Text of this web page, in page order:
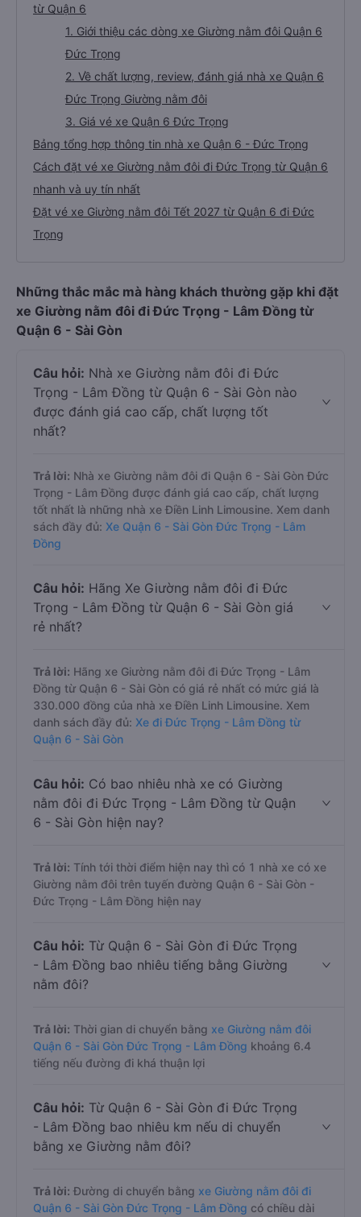
từ Quận 6
1. Giới thiệu các dòng xe Giường nằm đôi Quận 6
Đức Trọng
2. Về chất lượng, review, đánh giá nhà xe Quận 6
Đức Trọng Giường nằm đôi
3. Giá vé xe Quận 6 Đức Trọng
Bảng tổng hợp thông tin nhà xe Quận 6 - Đức Trọng
Cách đặt vé xe Giường nằm đôi đi Đức Trọng từ Quận 6
nhanh và uy tín nhất
Đặt vé xe Giường nằm đôi Tết 2027 từ Quận 6 đi Đức
Trọng
Những thắc mắc mà hàng khách thường gặp khi đặt
xe Giường nằm đôi đi Đức Trọng - Lâm Đồng từ
Quận 6 - Sài Gòn
Câu hỏi: Nhà xe Giường nằm đôi đi Đức
Trọng - Lâm Đồng từ Quận 6 - Sài Gòn nào
được đánh giá cao cấp, chất lượng tốt
nhất?
Trả lời: Nhà xe Giường nằm đôi đi Quận 6 - Sài Gòn Đức
Trọng - Lâm Đồng được đánh giá cao cấp, chất lượng
tốt nhất là những nhà xe Điền Linh Limousine. Xem danh
sách đầy đủ: Xe Quận 6 - Sài Gòn Đức Trọng - Lâm
Đồng
Câu hỏi: Hãng Xe Giường nằm đôi đi Đức
Trọng - Lâm Đồng từ Quận 6 - Sài Gòn giá
rẻ nhất?
Trả lời: Hãng xe Giường nằm đôi đi Đức Trọng - Lâm
Đồng từ Quận 6 - Sài Gòn có giá rẻ nhất có mức giá là
330.000 đồng của nhà xe Điền Linh Limousine. Xem
danh sách đầy đủ: Xe đi Đức Trọng - Lâm Đồng từ
Quận 6 - Sài Gòn
Câu hỏi: Có bao nhiêu nhà xe có Giường
nằm đôi đi Đức Trọng - Lâm Đồng từ Quận
6 - Sài Gòn hiện nay?
Trả lời: Tính tới thời điểm hiện nay thì có 1 nhà xe có xe
Giường nằm đôi trên tuyến đường Quận 6 - Sài Gòn -
Đức Trọng - Lâm Đồng hiện nay
Câu hỏi: Từ Quận 6 - Sài Gòn đi Đức Trọng
- Lâm Đồng bao nhiêu tiếng bằng Giường
nằm đôi?
Trả lời: Thời gian di chuyển bằng xe Giường nằm đôi
Quận 6 - Sài Gòn Đức Trọng - Lâm Đồng khoảng 6.4
tiếng nếu đường đi khá thuận lợi
Câu hỏi: Từ Quận 6 - Sài Gòn đi Đức Trọng
- Lâm Đồng bao nhiêu km nếu di chuyển
bằng xe Giường nằm đôi?
Trả lời: Đường di chuyển bằng xe Giường nằm đôi đi
Quận 6 - Sài Gòn Đức Trọng - Lâm Đồng có chiều dài